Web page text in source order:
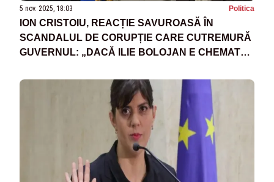
5 nov. 2025, 18:03 Politica
ION CRISTOIU, REACȚIE SAVUROASĂ ÎN
SCANDALUL DE CORUPȚIE CARE CUTREMURĂ
GUVERNUL: „DACĂ ILIE BOLOJAN E CHEMAT